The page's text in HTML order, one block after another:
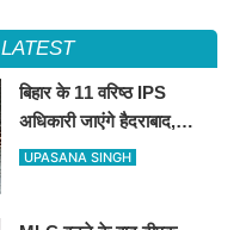
LATEST
बिहार के 11 वरिष्ठ IPS
अधिकारी जाएंगे हैदराबाद,
आधुनिक पुलिसिंग और नेतृत्व
UPASANA SINGH